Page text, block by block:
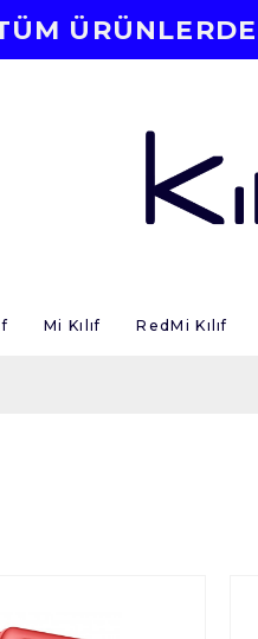
Mi Kılıf RedMi Kılıf